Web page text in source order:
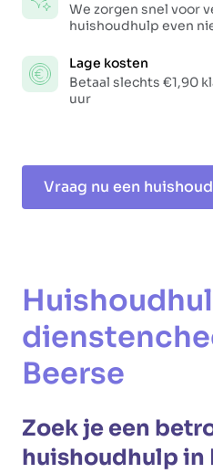
We zorgen snel voor
huishoudhulp even
Lage kosten
Betaal slechts €1,90
uur
Vraag nu een
Beerse
Zoek je een
huishoudhulp in